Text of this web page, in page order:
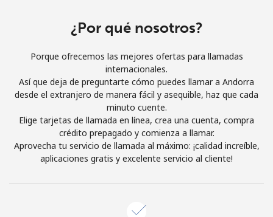
o
Continuar con
¿Por qué nosotros?
Porque ofrecemos las mejores ofertas para llamadas
internacionales.
Así que deja de preguntarte cómo puedes llamar a Andorra
desde el extranjero de manera fácil y asequible, haz que cada
minuto cuente.
Elige tarjetas de llamada en línea, crea una cuenta, compra
crédito prepagado y comienza a llamar.
Aprovecha tu servicio de llamada al máximo: ¡calidad increíble,
aplicaciones gratis y excelente servicio al cliente!